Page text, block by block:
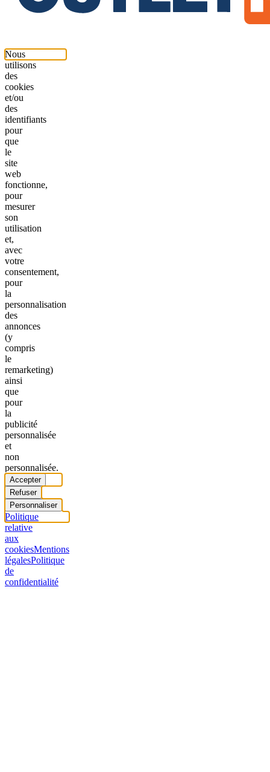
Nous
utilisons
des
cookies
et/ou
des
identifiants
pour
que
le
site
web
fonctionne,
pour
mesurer
son
utilisation
et,
avec
votre
consentement,
pour
la
personnalisation
des
annonces
(y
compris
le
remarketing)
ainsi
que
pour
la
publicité
personnalisée
et
non
personnalisée.
Accepter
Refuser
Personnaliser
Politique
relative
aux
cookiesMentions
légalesPolitique
de
confidentialité